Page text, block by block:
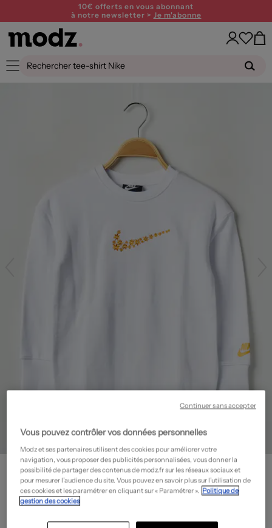
10€ offerts en vous abonnant
à notre newsletter > Je m'abonne
NIKE
Sweat-shirt - Col rond- Outlet
10,50€
Vous pouvez contrôler vos données personnelles
Modz et ses partenaires utilisent des cookies pour améliorer votre
navigation, vous proposer des publicités personnalisées, vous donner la
possibilité de partager des contenus de modz.fr sur les réseaux sociaux et
pour mesurer l’audience du site. Vous pouvez en savoir plus sur l’utilisation de
ces cookies et les paramétrer en cliquant sur « Paramétrer ». Politique de
gestion des cookies
Continuer sans accepter